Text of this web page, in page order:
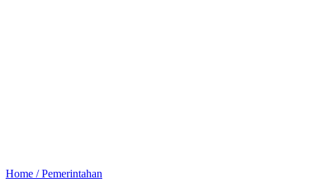
Home /Pemerintahan